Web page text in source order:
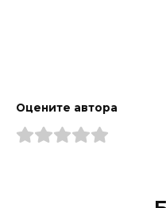
Оцените автора